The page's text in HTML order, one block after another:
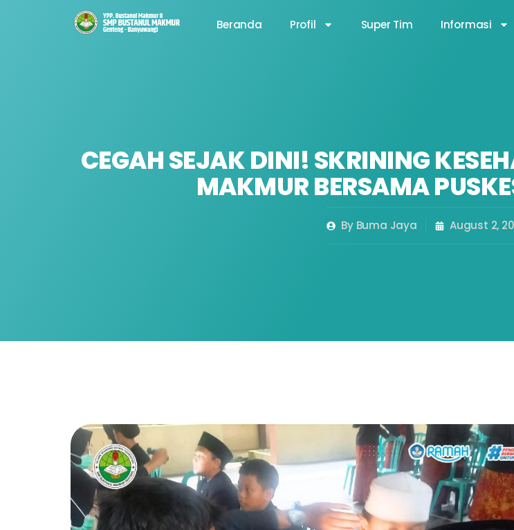
Beranda Profil Super Tim Informasi
CEGAH SEJAK DINI! SKRINING
MAKMUR BERSAMA
ByBuma Jaya August 2,